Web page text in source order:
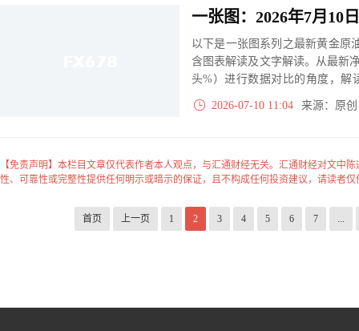
以下是一张图系列之最新黄金原
含图表解读及文字解读。从最新
头%）进行数据对比的角度，解
大、净多头减小、净空头无变
实际数据对比结果对应展示其中
2026-07-10 11:04 来源：原
【免责声明】本栏目文章仅代表作者本人观点，与汇通财经无关。汇通财经对文中
性、可靠性或完整性提供任何明示或暗示的保证，且不构成任何投资建议，请读者
首页 上一页 1 2 3 4 5 6 7 ...